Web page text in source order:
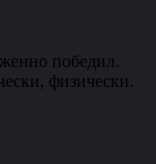
победил.
физически.